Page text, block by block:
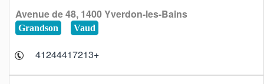
Avenue de 48, 1400 Yverdon-les-Bains
Grandson Vaud
+41244417213